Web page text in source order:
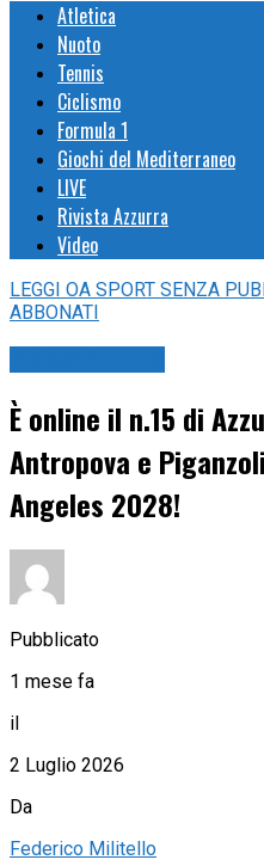
Atletica
Nuoto
Tennis
Ciclismo
Formula 1
Giochi del Mediterraneo
LIVE
Rivista Azzurra
Video
LEGGI OA SPORT SENZA
ABBONATI
È online il n.15 di
Antropova e
Angeles 2028!
Pubblicato
1 mese fa
il
2 Luglio 2026
Da
Federico Militello